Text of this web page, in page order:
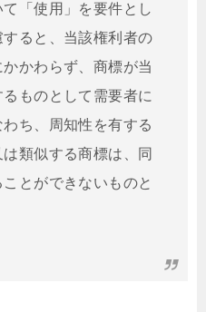
「使用」を要件とし
ると、当該権利者の
かわらず、商標が当
ものとして需要者に
ち、周知性を有する
類似する商標は、同
とができないものと